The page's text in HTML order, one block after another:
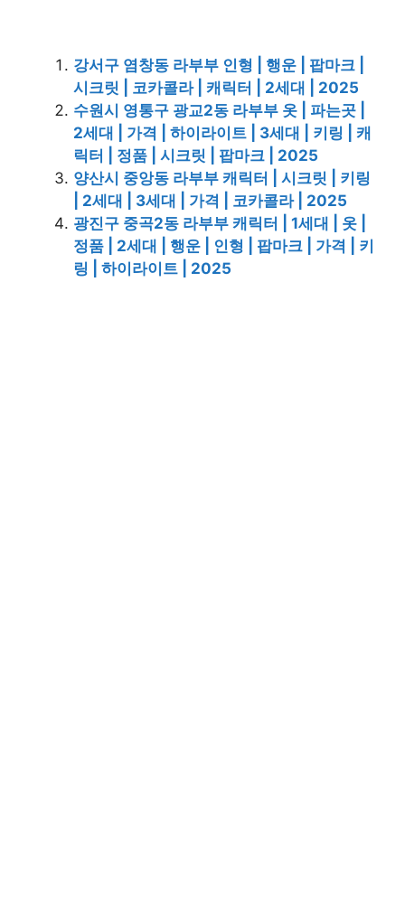
강서구 염창동 라부부 인형 | 행운 | 팝마크 |
시크릿 | 코카콜라 | 캐릭터 | 2세대 | 2025
수원시 영통구 광교2동 라부부 옷 | 파는곳 |
2세대 | 가격 | 하이라이트 | 3세대 | 키링 | 캐
릭터 | 정품 | 시크릿 | 팝마크 | 2025
양산시 중앙동 라부부 캐릭터 | 시크릿 | 키링
| 2세대 | 3세대 | 가격 | 코카콜라 | 2025
광진구 중곡2동 라부부 캐릭터 | 1세대 | 옷 |
정품 | 2세대 | 행운 | 인형 | 팝마크 | 가격 | 키
링 | 하이라이트 | 2025